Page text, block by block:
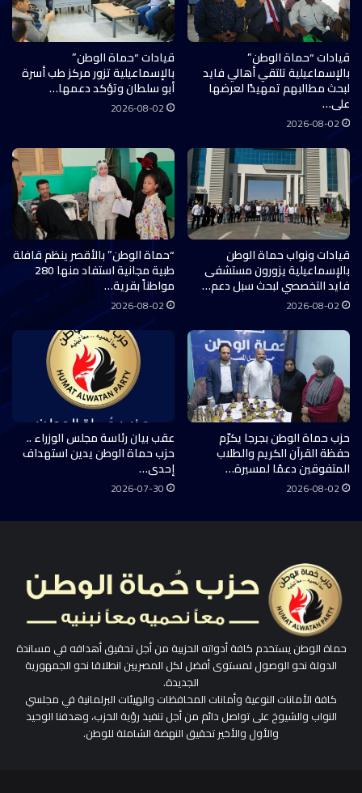
قيادات “حماة الوطن”
بالإسماعيلية تلتقي أهالي فايد
لبحث مطالبهم تمهيدًا لعرضها
على…
2026-08-02
قيادات “حماة الوطن”
بالإسماعيلية تزور مركز طب أسرة
أبو سلطان وتؤكد دعمها…
2026-08-02
قيادات ونواب حماة الوطن
بالإسماعيلية يزورون مستشفى
فايد التخصصي لبحث سبل دعم…
2026-08-02
“حماة الوطن” بالأقصر ينظم قافلة
طبية مجانية استفاد منها 280
مواطناً بقرية…
2026-08-02
حزب حماة الوطن بجرجا يكرّم
حفظة القرآن الكريم والطلاب
المتفوقين دعمًا لمسيرة…
2026-08-02
عقب بيان رئاسة مجلس الوزراء ..
حزب حماة الوطن يدين استهداف
إحدى…
2026-07-30
حماة الوطن يستخدم كافة أدواته الحزبية من أجل تحقيق أهدافه في مساندة
الدولة نحو الوصول لمستوى أفضل لكل المصريين انطلاقا نحو الجمهورية
الجديدة.
كافة الأمانات النوعية وأمانات المحافظات والهيئات البرلمانية في مجلسي
النواب والشيوخ على تواصل دائم من أجل تنفيذ رؤية الحزب، وهدفنا الوحيد
والأول والأخير تحقيق النهضة الشاملة للوطن.